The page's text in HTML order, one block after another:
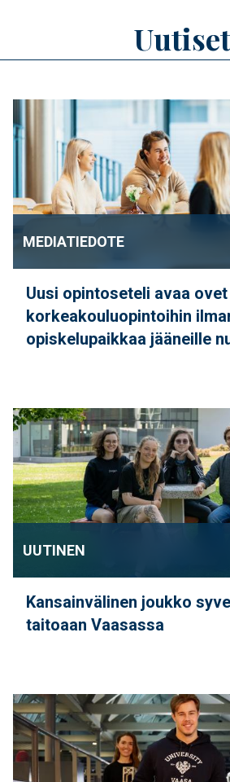
Uutiset
MEDIATIEDOTE
Uusi opintoseteli avaa
korkeakouluopintoihin
opiskelupaikkaa jääneille
UUTINEN
Kansainvälinen joukko
taitoaan Vaasassa